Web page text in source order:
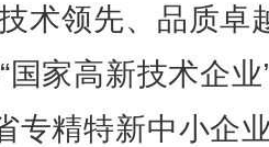
术领先、品质卓
国家高新技术企
专精特新中小企